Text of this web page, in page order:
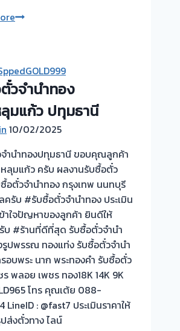
รับ
ทอง-
ไถ่ถอน
เร็ว
ราคา
สูง
พร้อม
จ่าย
เงินสด
ปลอดภัย
เชื่อ
ถือ
ได้|
ผล
งาน
วัน
นี้!-
วจำนำทอง
มแก้ว ปทุมธานี
10/02/2025
ำนำทองปทุมธานี ขอบคุณลูกค้า
ลุมแก้ว ครับ ผลงานรับซื้อตั๋ว
อตั๋วจำนำทอง กรุงเทพ นนทบุรี
รับ #รับซื้อตั๋วจำนำทอง ประเมิน
าใจปัญหาของลูกค้า ยินดีให้
บ #ร้านที่ดีที่สุด รับซื้อตั๋วจำนำ
รูปพรรณ ทองแท่ง รับซื้อตั๋วจำนำ
อบพระ นาก พระทองคำ รับซื้อตั๋ว
ร พลอย เพชร ทอง18K 14K 9K
โทร คุณเต้ย 088-
LineID : @fast7 ประเมินราคาให้
ส่งตั๋วทาง ไลน์